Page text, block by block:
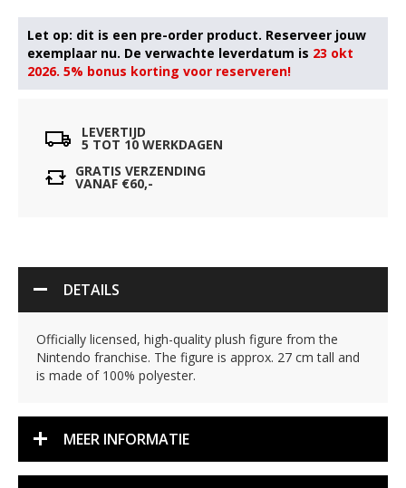
23 okt
2026. 5% bonus korting voor reserveren!
LEVERTIJD
5 TOT 10 WERKDAGEN
GRATIS VERZENDING
VANAF €60,-
DETAILS
Officially licensed, high-quality plush figure from the
Nintendo franchise. The figure is approx. 27 cm tall and
is made of 100% polyester.
MEER INFORMATIE